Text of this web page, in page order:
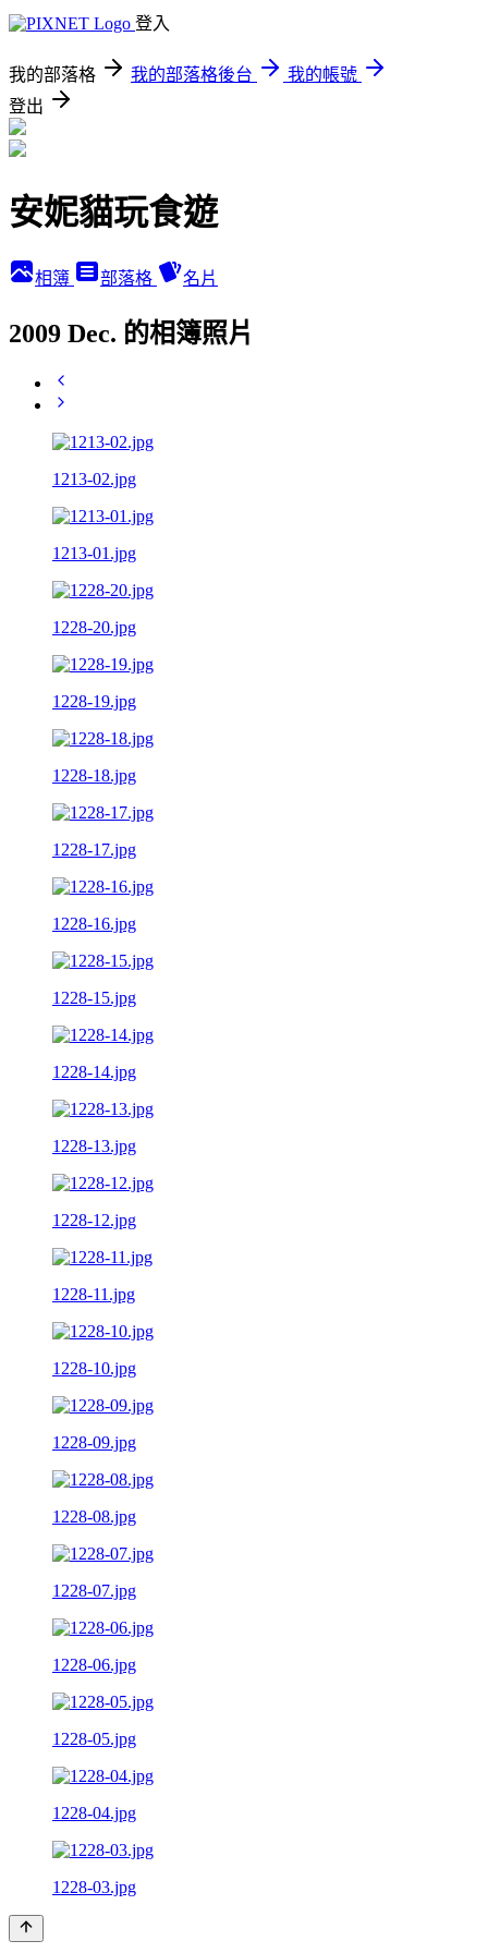
登入
我的部落格 我的部落格後台
我的帳號
登出
安妮貓玩食遊
相簿 部落格 名片
2009 Dec. 的相簿照片
1213-02.jpg
1213-01.jpg
1228-20.jpg
1228-19.jpg
1228-18.jpg
1228-17.jpg
1228-16.jpg
1228-15.jpg
1228-14.jpg
1228-13.jpg
1228-12.jpg
1228-11.jpg
1228-10.jpg
1228-09.jpg
1228-08.jpg
1228-07.jpg
1228-06.jpg
1228-05.jpg
1228-04.jpg
1228-03.jpg